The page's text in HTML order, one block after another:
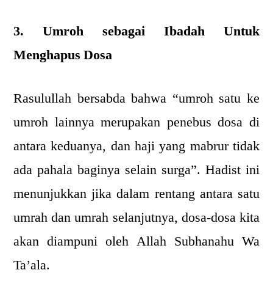
3. Umroh sebagai Ibadah Untuk
Menghapus Dosa
Rasulullah bersabda bahwa “umroh satu ke
umroh lainnya merupakan penebus dosa di
antara keduanya, dan haji yang mabrur tidak
ada pahala baginya selain surga”. Hadist ini
menunjukkan jika dalam rentang antara satu
umrah dan umrah selanjutnya, dosa-dosa kita
akan diampuni oleh Allah Subhanahu Wa
Ta’ala.